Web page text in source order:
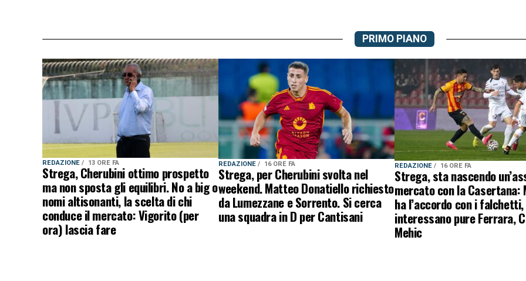
PRIMO PIANO
REDAZIONE 13 ORE FA
Strega, Cherubini ottimo prospetto
ma non sposta gli equilibri. No a big o
nomi altisonanti, la scelta di chi
conduce il mercato: Vigorito (per
ora) lascia fare
REDAZIONE 16 ORE FA
Strega, per Cherubini svolta nel
weekend. Matteo Donatiello richiesto
da Lumezzane e Sorrento. Si cerca
una squadra in D per Cantisani
REDAZIONE 16 ORE FA
Strega, sta nascendo
mercato con la Casertana:
ha l’accordo con i falchetti,
interessano pure Ferrara,
Mehic